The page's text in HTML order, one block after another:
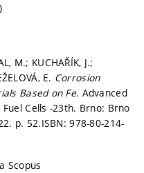
M.; KUCHAŘÍK, J.;
E. Corrosion
Based on Fe. Advanced
Cells -23th. Brno: Brno
p. 52.ISBN: 978-80-214-
Scopus